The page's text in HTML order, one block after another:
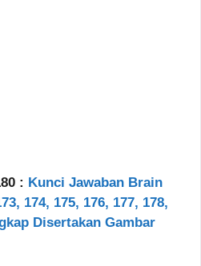
: Kunci Jawaban Brain
174, 175, 176, 177, 178,
Disertakan Gambar